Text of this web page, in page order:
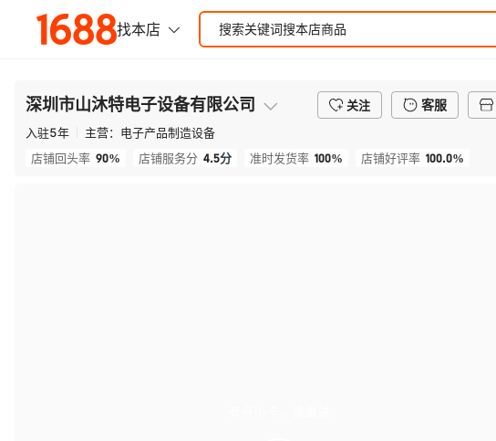
深圳市山沐特电子设备有限公司 关注 客服
入驻5年 主营： 电子产品制造设备
店铺回头率 90% 店铺服务分 4.5分 准时发货率 100% 店铺好评率 100.0%